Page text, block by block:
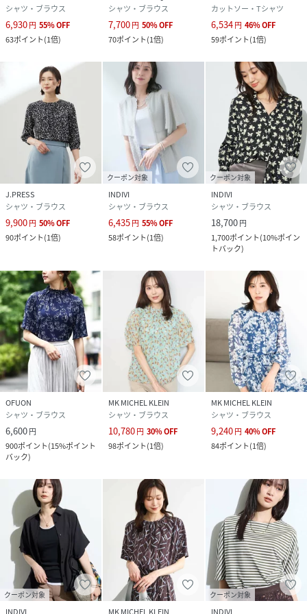
シャツ・ブラウス
6,930円 55%OFF
63ポイント(1倍)
シャツ・ブラウス
7,700円 50%OFF
70ポイント(1倍)
カットソー・Tシャツ
6,534円 46%OFF
59ポイント(1倍)
J.PRESS
シャツ・ブラウス
9,900円 50%OFF
90ポイント(1倍)
クーポン対象
INDIVI
シャツ・ブラウス
6,435円 55%OFF
58ポイント(1倍)
クーポン対象
INDIVI
シャツ・ブラウス
18,700円
1,700ポイント(10%ポイン
トバック)
OFUON
シャツ・ブラウス
6,600円
900ポイント(15%ポイント
バック)
MK MICHEL KLEIN
シャツ・ブラウス
10,780円 30%OFF
98ポイント(1倍)
MK MICHEL KLEIN
シャツ・ブラウス
9,240円 40%OFF
84ポイント(1倍)
クーポン対象
INDIVI MK MICHEL KLEIN
クーポン対象
INDIVI